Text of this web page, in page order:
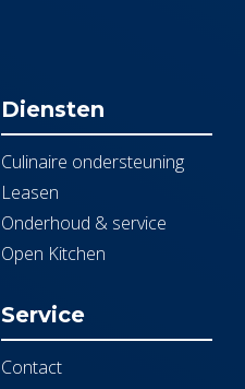
Diensten
Culinaire ondersteuning
Leasen
Onderhoud & service
Open Kitchen
Service
Contact